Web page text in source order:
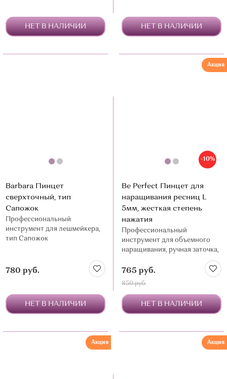
НЕТ В НАЛИЧИИ НЕТ В НАЛИЧИИ
Barbara Пинцет
сверхточный, тип
Сапожок
Профессиональный
инструмент для лешмейкера,
тип Сапожок
780 руб.
НЕТ В НАЛИЧИИ
-10%
Акция
Be Perfect Пинцет для
наращивания ресниц L
5мм, жесткая степень
нажатия
Профессиональный
инструмент для объемного
наращивания, ручная заточка,
765 руб.
850 руб.
НЕТ В НАЛИЧИИ
Акция Акция